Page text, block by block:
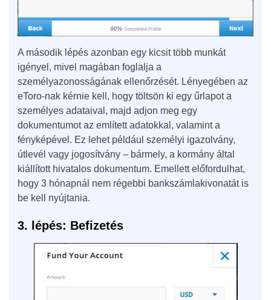
A második lépés azonban egy kicsit több munkát
igényel, mivel magában foglalja a
személyazonosságának ellenőrzését. Lényegében az
eToro-nak kérnie kell, hogy töltsön ki egy űrlapot a
személyes adataival, majd adjon meg egy
dokumentumot az említett adatokkal, valamint a
fényképével. Ez lehet például személyi igazolvány,
útlevél vagy jogosítvány – bármely, a kormány által
kiállított hivatalos dokumentum. Emellett előfordulhat,
hogy 3 hónapnál nem régebbi bankszámlakivonatát is
be kell nyújtania.
3. lépés: Befizetés